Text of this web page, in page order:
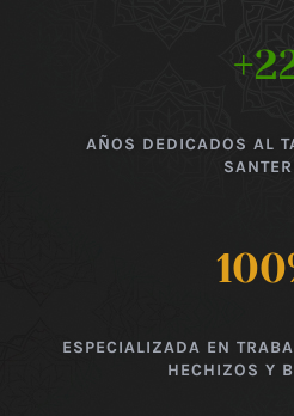
AÑOS DEDICADOS AL
100
ESPECIALIZADA EN
HECHIZOS Y